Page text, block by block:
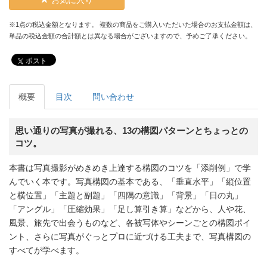
※1点の税込金額となります。 複数の商品をご購入いただいた場合のお支払金額は、
単品の税込金額の合計額とは異なる場合がございますので、予めご了承ください。
ポスト
概要 目次 問い合わせ
思い通りの写真が撮れる、13の構図パターンとちょっとの
コツ。
本書は写真撮影がめきめき上達する構図のコツを「添削例」で学
んでいく本です。写真構図の基本である、「垂直水平」「縦位置
と横位置」「主題と副題」「四隅の意識」「背景」「日の丸」
「アングル」「圧縮効果」「足し算引き算」などから、人や花、
風景、旅先で出会うものなど、各被写体やシーンごとの構図ポイ
ント、さらに写真がぐっとプロに近づける工夫まで、写真構図の
すべてが学べます。